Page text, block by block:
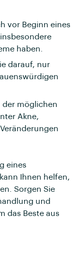
vor Beginn eines
haben.
darauf, nur
der möglichen
Akne,
eines
Ihnen helfen,
Sorgen Sie
und
das Beste aus